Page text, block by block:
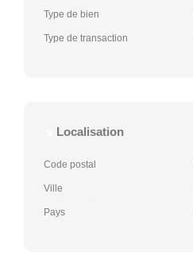
Type de bien
Type de transaction
Localisation
Code postal
Ville
Pays